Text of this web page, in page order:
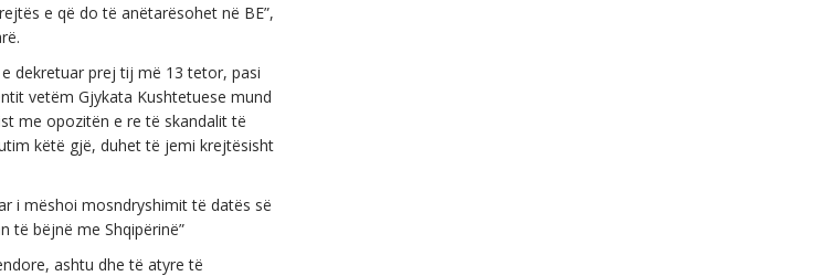
e që do të anëtarësohet në BE”,
dekretuar prej tij më 13 tetor, pasi
vetëm Gjykata Kushtetuese mund
me opozitën e re të skandalit të
këtë gjë, duhet të jemi krejtësisht
i mëshoi mosndryshimit të datës së
të bëjnë me Shqipërinë”
ashtu dhe të atyre të